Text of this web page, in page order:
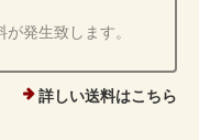
発生致します。
詳しい送料はこちら